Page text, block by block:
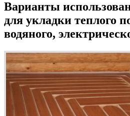
Варианты
для укладки теплого
водяного,